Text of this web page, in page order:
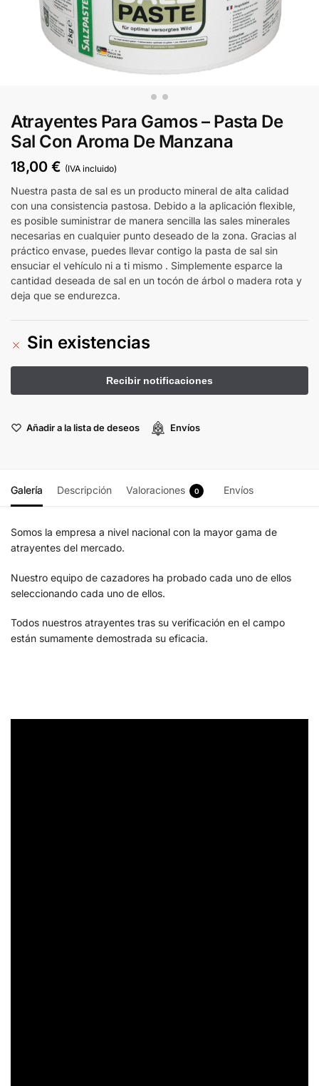
Atrayentes Para Gamos – Pasta De
Sal Con Aroma De Manzana
18,00 € (IVA incluido)
Nuestra pasta de sal es un producto mineral de alta calidad
con una consistencia pastosa. Debido a la aplicación flexible,
es posible suministrar de manera sencilla las sales minerales
necesarias en cualquier punto deseado de la zona. Gracias al
práctico envase, puedes llevar contigo la pasta de sal sin
ensuciar el vehículo ni a ti mismo . Simplemente esparce la
cantidad deseada de sal en un tocón de árbol o madera rota y
deja que se endurezca.
Sin existencias
Añadir a la lista de deseos Envíos
Galería Descripción Valoraciones 0 Envíos
Somos la empresa a nivel nacional con la mayor gama de
atrayentes del mercado.
Nuestro equipo de cazadores ha probado cada uno de ellos
seleccionando cada uno de ellos.
Todos nuestros atrayentes tras su verificación en el campo
están sumamente demostrada su eficacia.